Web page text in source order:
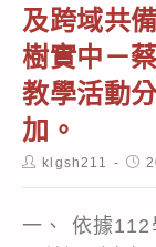
及跨域共
樹實中－
教學活動
加。
Postklgsh211
Post
一、 依據112